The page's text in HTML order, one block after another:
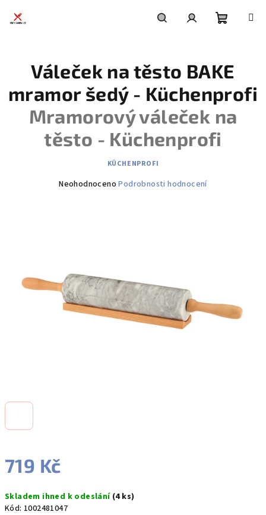
košík
719 Kč
cena:
Skladem ihned k odeslání (4 ks)
Kód: 1002481047
Váleček na těsto BAKE
mramor šedý - Küchenprofi
Mramorový váleček na
těsto - Küchenprofi
KÜCHENPROFI
Průměrné
Neohodnoceno Podrobnosti hodnocení